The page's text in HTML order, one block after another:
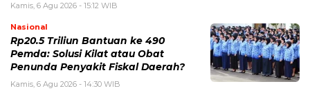
Kamis, 6 Agu 2026 - 15:12 WIB
Nasional
Rp20.5 Triliun Bantuan ke 490
Pemda: Solusi Kilat atau Obat
Penunda Penyakit Fiskal Daerah?
Kamis, 6 Agu 2026 - 14:30 WIB